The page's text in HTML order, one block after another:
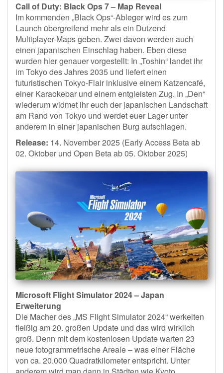
Call of Duty: Black Ops 7 – Map Reveal
Im kommenden „Black Ops“-Ableger wird es zum
Launch übergreifend mehr als ein Dutzend
Multiplayer-Maps geben. Zwei davon werden auch
einen japanischen Einschlag haben. Eben diese
wurden hier genauer vorgestellt: In „Toshin“ landet ihr
im Tokyo des Jahres 2035 und liefert einen
futuristischen Tokyo-Flair inklusive einem Katzencafé,
einer Karaokebar und einem entgleisten Zug. In „Den“
wiederum widmet ihr euch der japanischen Landschaft
am Rand von Tokyo und werdet euer Lager unter
anderem in einer japanischen Burg aufschlagen.
Release: 14. November 2025 (Early Access Beta ab
02. Oktober und Open Beta ab 05. Oktober 2025)
Microsoft Flight Simulator 2024 – Japan
Erweiterung
Die Macher des „MS Flight Simulator 2024“ werkelten
fleißig am 20. großen Update und das wird wirklich
groß. Denn mit dem kostenlosen Update warten 23
neue fotogrammetrische Areale – was einer Fläche
von ca. 20.000 Quadratkilometer entspricht. Unter